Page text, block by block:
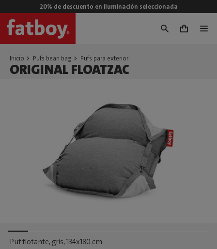
20% de descuento en iluminación seleccionada
0
Inicio Pufs bean bag Pufs para exterior
ORIGINAL FLOATZAC
Puf flotante, gris, 134x180 cm